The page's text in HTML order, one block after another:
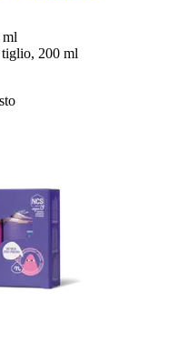
ml
200 ml